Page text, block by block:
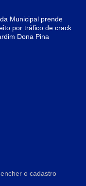
Municipal prende
por tráfico de crack
Dona Pina
o cadastro